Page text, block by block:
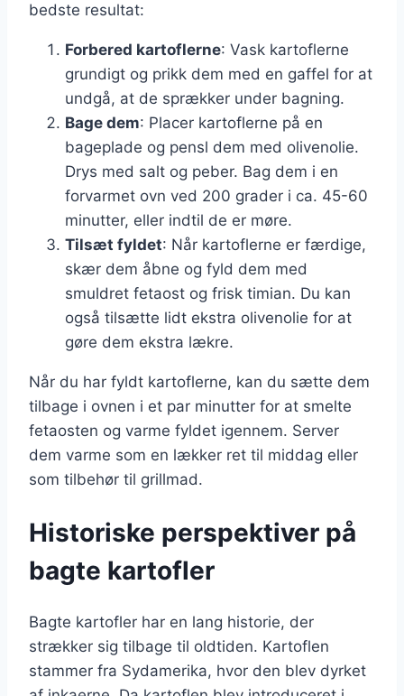
bedste resultat:
Forbered kartoflerne: Vask kartoflerne
grundigt og prikk dem med en gaffel for at
undgå, at de sprækker under bagning.
Bage dem: Placer kartoflerne på en
bageplade og pensl dem med olivenolie.
Drys med salt og peber. Bag dem i en
forvarmet ovn ved 200 grader i ca. 45-60
minutter, eller indtil de er møre.
Tilsæt fyldet: Når kartoflerne er færdige,
skær dem åbne og fyld dem med
smuldret fetaost og frisk timian. Du kan
også tilsætte lidt ekstra olivenolie for at
gøre dem ekstra lækre.
Når du har fyldt kartoflerne, kan du sætte dem
tilbage i ovnen i et par minutter for at smelte
fetaosten og varme fyldet igennem. Server
dem varme som en lækker ret til middag eller
som tilbehør til grillmad.
Historiske perspektiver på
bagte kartofler
Bagte kartofler har en lang historie, der
strækker sig tilbage til oldtiden. Kartoflen
stammer fra Sydamerika, hvor den blev dyrket